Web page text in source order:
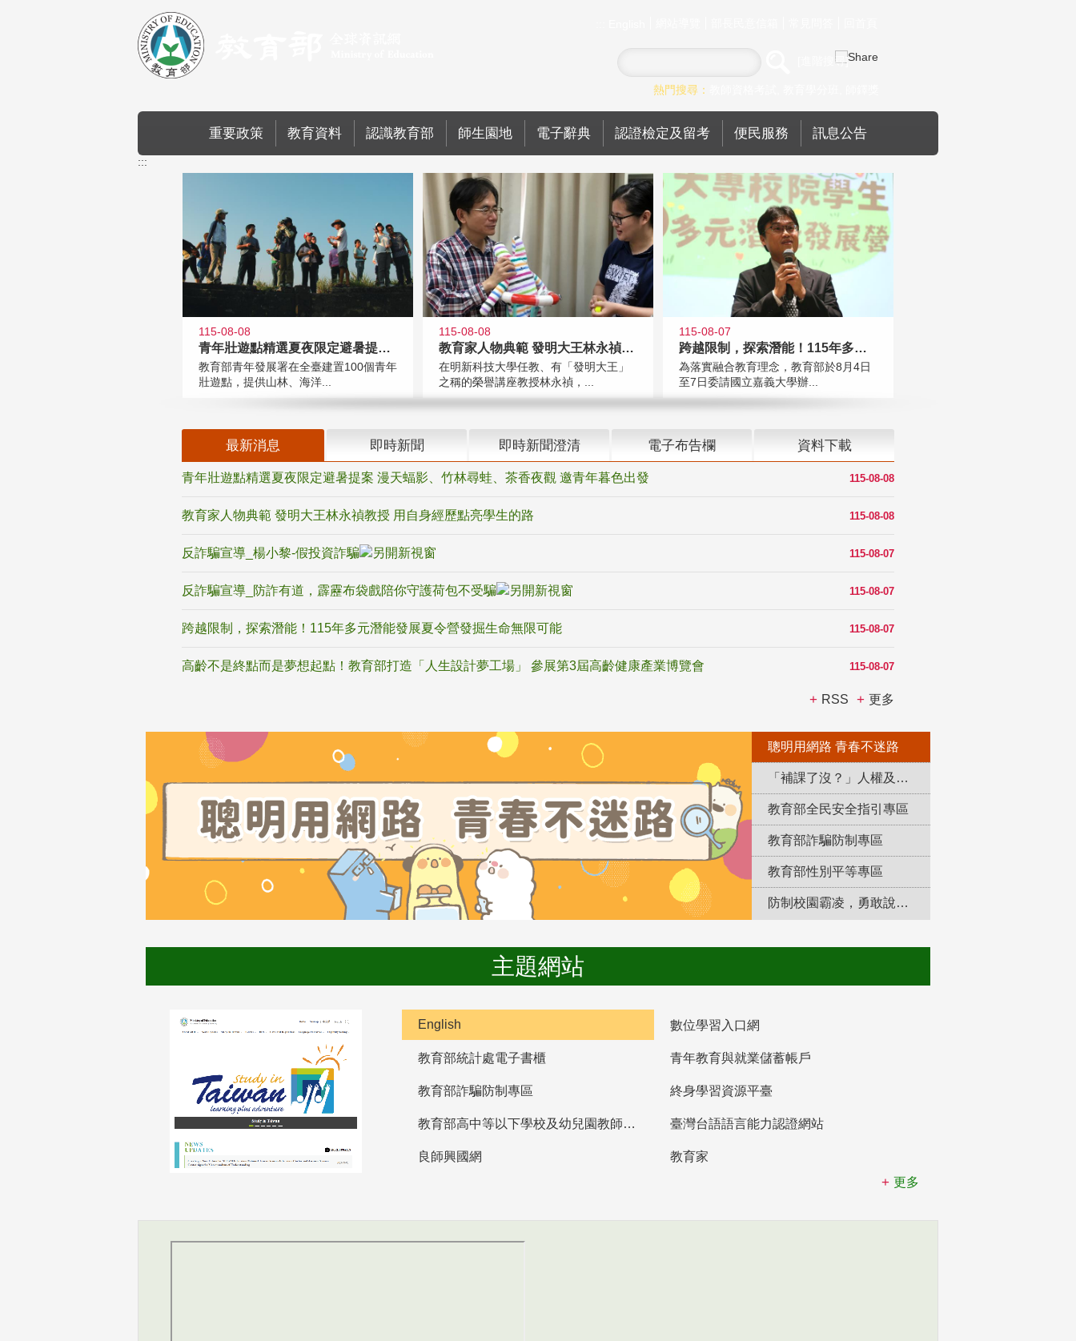
進階搜尋
熱門搜尋：
重要政策 教育資料 認識教育部 師生園地 電子辭典 認證檢定及留考 便民服務 訊息公告
:::
115-08-08
青年壯遊點精選夏夜限定避暑提案 漫
教育部青年發展署在全臺建置100個青年
壯遊點，提供山林、海洋...
115-08-08
教育家人物典範 發明大王林永禎教授
在明新科技大學任教、有「發明大王」
之稱的榮譽講座教授林永禎，...
115-08-07
跨越限制，探索潛能！115年多元潛
為落實融合教育理念，教育部於8月4日
至7日委請國立嘉義大學辦...
最新消息 即時新聞 即時新聞澄清 電子布告欄 資料下載
115-08-08
青年壯遊點精選夏夜限定避暑提案 漫天蝠影、竹林尋蛙、茶香夜觀 邀青年暮色出發
115-08-08
教育家人物典範 發明大王林永禎教授 用自身經歷點亮學生的路
115-08-07
反詐騙宣導_楊小黎-假投資詐騙
115-08-07
反詐騙宣導_防詐有道，霹靂布袋戲陪你守護荷包不受騙
115-08-07
跨越限制，探索潛能！115年多元潛能發展夏令營發掘生命無限可能
115-08-07
高齡不是終點而是夢想起點！教育部打造「人生設計夢工場」 參展第3屆高齡健康產業博覽會
RSS 更多
聰明用網路 青春不迷路
「補課了沒？」人權及轉型正義教育專區
教育部全民安全指引專區
教育部詐騙防制專區
教育部性別平等專區
防制校園霸凌，勇敢說出來！
主題網站
English 數位學習入口網
教育部統計處電子書櫃 青年教育與就業儲蓄帳戶
教育部詐騙防制專區 終身學習資源平臺
教育部高中等以下學校及幼兒園教師資格檢定考試 臺灣台語語言能力認證網站
良師興國網
教育家
更多